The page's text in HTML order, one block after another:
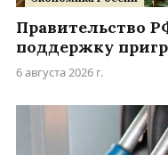
Правительство
поддержку
6 августа 2026 г.